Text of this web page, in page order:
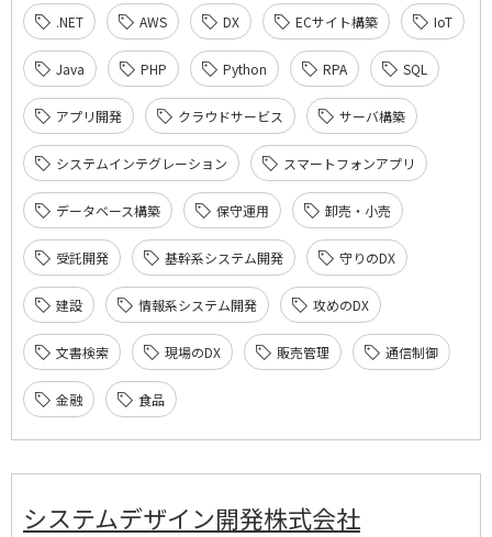
.NET AWS DX ECサイト構築 IoT
Java PHP Python RPA SQL
アプリ開発 クラウドサービス サーバ構築
システムインテグレーション スマートフォンアプリ
データベース構築 保守運用 卸売・小売
受託開発 基幹系システム開発 守りのDX
建設 情報系システム開発 攻めのDX
文書検索 現場のDX 販売管理 通信制御
金融 食品
システムデザイン開発株式会社